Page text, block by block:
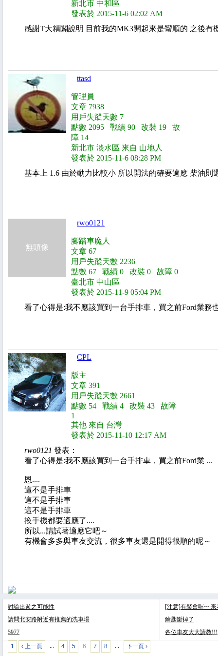
新北市 中和區
發表於 2015-11-6 02:02 AM
感謝T大精闢說明 目前我的MK3開起來是蠻順的 之後
ttasd
管理員
文章 7938
用戶失蹤天數 7
點數 2095 戰績 90 改裝 19 故
障 14
新北市 淡水區 來自 山地人
發表於 2015-11-6 08:28 PM
基本上 1.6 由於動力比較小 所以開法的確要適應 柴油則
無頭像
rwo0121
腳踏車魔人
文章 67
用戶失蹤天數 2236
點數 67 戰績 0 改裝 0 故障 0
臺北市 中山區
發表於 2015-11-9 05:04 PM
看了心得是:我不應該買到一台手排車，買之前Ford業
CPL
版主
文章 391
用戶失蹤天數 2661
點數 54 戰績 4 改裝 43 故障
1
其他 來自 台灣
發表於 2015-11-10 12:17 AM
rwo0121 發表：
看了心得是:我不應該買到一台手排車，買之前Ford業 ...
恩....
這不是手排車
這不是手排車
這不是手排車
換手機都要適應了....
所以...請試著適應它吧～
有機會多多與車友交流，很多車友還是開得很順的呢～
討論出遊之可能性
請問北安路附近有推薦的洗車場
5977
[注意]有聚會喔~~來
鑰匙斷掉了
各位車友大大請教!!!
1 ‹ 上一頁 … 4 5 6 7 8 … 下一頁 ›